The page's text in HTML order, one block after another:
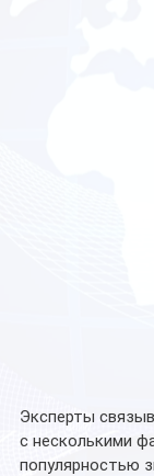
Эксперты
с несколькими
популярностью